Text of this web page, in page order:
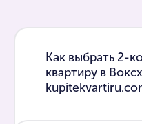
Как выбрать 2-
квартиру в